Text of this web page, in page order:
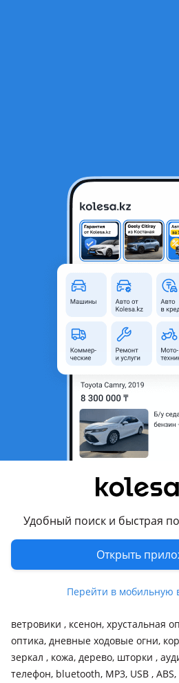
Удобный поиск и быстрая
Открыть
Перейти в мобильную
16 500 000 ₸
Объявление находится в архиве
Объем двигателя, л
Пробег
Руль
Цвет
Растаможен в Казахстане
Да
ветровики , ксенон, хрустальная
оптика, дневные ходовые огни,
зеркал , кожа, дерево, шторки ,
телефон, bluetooth, MP3, USB ,